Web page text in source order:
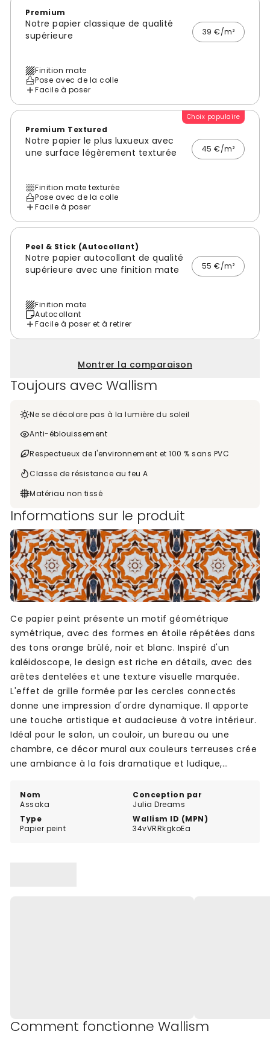
Premium
Notre papier classique de qualité
supérieure
39 €/m²
Finition mate
Pose avec de la colle
Facile à poser
Choix populaire
Premium Textured
Notre papier le plus luxueux avec
une surface légèrement texturée
45 €/m²
Finition mate texturée
Pose avec de la colle
Facile à poser
Peel & Stick (Autocollant)
Notre papier autocollant de qualité
supérieure avec une finition mate
55 €/m²
Finition mate
Autocollant
Facile à poser et à retirer
Montrer la comparaison
Toujours avec Wallism
Ne se décolore pas à la lumière du soleil
Anti-éblouissement
Respectueux de l'environnement et 100 % sans PVC
Classe de résistance au feu A
Matériau non tissé
Informations sur le produit
Nom
Assaka
Conception par
Julia Dreams
Type
Papier peint
Wallism ID (MPN)
34vVRRkgkoEa
Ce papier peint présente un motif géométrique
symétrique, avec des formes en étoile répétées dans
des tons orange brûlé, noir et blanc. Inspiré d'un
kaléidoscope, le design est riche en détails, avec des
arêtes dentelées et une texture visuelle marquée.
L'effet de grille formée par les cercles connectés
donne une impression d'ordre dynamique. Il apporte
une touche artistique et audacieuse à votre intérieur.
Idéal pour le salon, un couloir, un bureau ou une
chambre, ce décor mural aux couleurs terreuses crée
une ambiance à la fois dramatique et ludique,
l'œil.
Comment fonctionne Wallism